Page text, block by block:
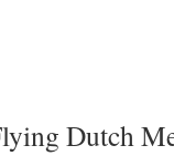
Dutch